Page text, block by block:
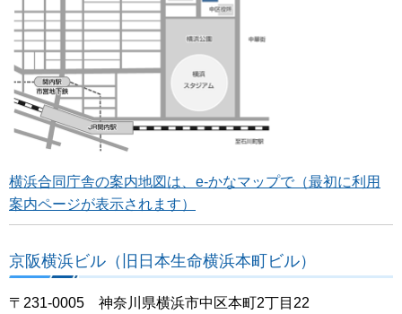
横浜合同庁舎の案内地図は、e-かなマップで（最初に利用
案内ページが表示されます）
京阪横浜ビル（旧日本生命横浜本町ビル）
〒231-0005 神奈川県横浜市中区本町2丁目22